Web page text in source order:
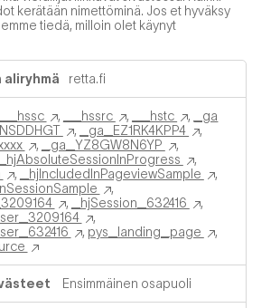
kerätään nimettöminä. Jos et hyväksy
tiedä, milloin olet käynyt
retta.fi
__hssc , __hssrc , __hstc ,
_ga
, _ga_EZ1RK4KPP4
,
, _ga_YZ8GW8N6YP
,
_hjAbsoluteSessionInProgress
,
, _hjIncludedInPageviewSample
,
,
, _hjSession_632416
,
,
, pys_landing_page
,
Ensimmäinen osapuoli